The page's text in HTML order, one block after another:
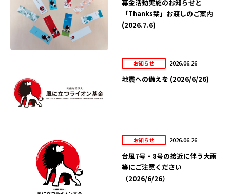
募金活動実施のお知らせと
「Thanks栞」お渡しのご案内
(2026.7.6)
お知らせ 2026.06.26
地震への備えを (2026/6/26)
お知らせ 2026.06.26
台風7号・8号の接近に伴う大雨
等にご注意ください
（2026/6/26）